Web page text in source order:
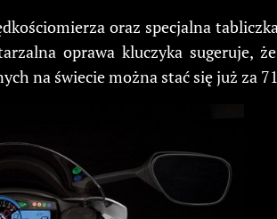
oraz specjalna
oprawa kluczyka sugeruje,
na świecie można stać się już za